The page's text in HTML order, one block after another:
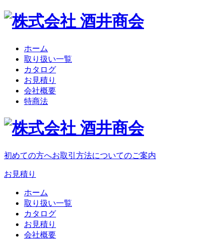
ホーム
取り扱い一覧
カタログ
お見積り
会社概要
特商法
初めての方へお取引方法についてのご案内
お見積り
ホーム
取り扱い一覧
カタログ
お見積り
会社概要